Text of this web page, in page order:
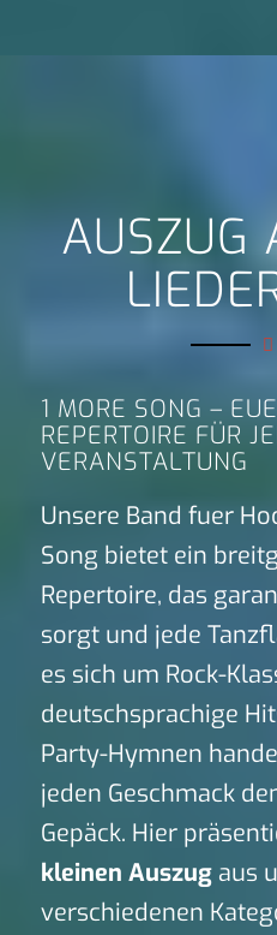
AUSZUG
1 MORE SONG –
REPERTOIRE FÜR
VERANSTALTUNG
Unsere Band fuer
Song bietet ein
Repertoire, das
sorgt und jede
es sich um Rock-
deutschsprachige
Party-Hymnen
jeden Geschmack
Gepäck. Hier
kleinen Auszugaus
verschiedenen